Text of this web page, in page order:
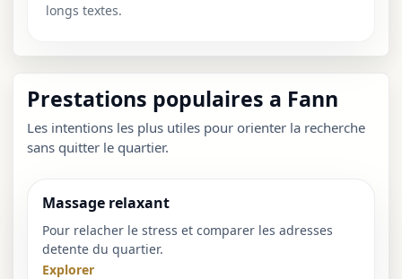
longs textes.
Prestations populaires a Fann
Les intentions les plus utiles pour orienter la recherche
sans quitter le quartier.
Massage relaxant
Pour relacher le stress et comparer les adresses
detente du quartier.
Explorer